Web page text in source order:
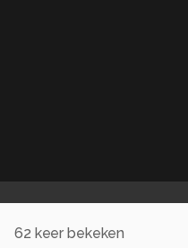
62 keer bekeken